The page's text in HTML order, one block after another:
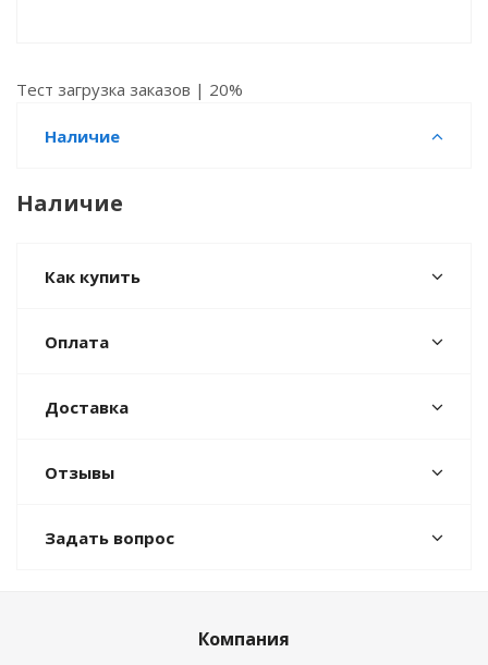
Тест загрузка заказов | 20%
Наличие
Наличие
Как купить
Оплата
Доставка
Отзывы
Задать вопрос
Компания